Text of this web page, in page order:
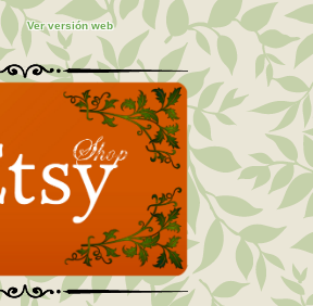
Ver versión web